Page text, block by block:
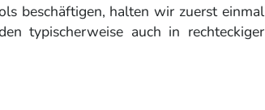
beschäftigen, halten wir zuerst einmal
typischerweise auch in rechteckiger